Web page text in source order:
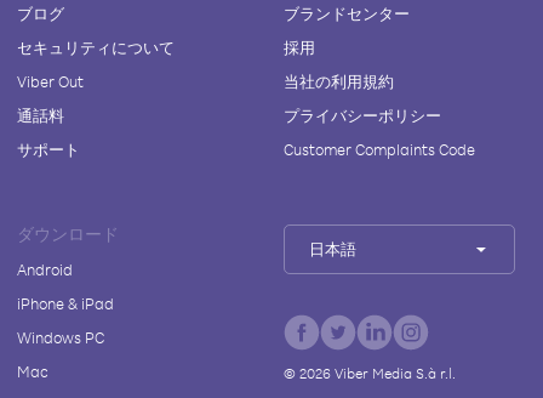
ブログ
セキュリティについて
Viber Out
通話料
サポート
ブランドセンター
採用
当社の利用規約
プライバシーポリシー
Customer Complaints Code
ダウンロード
Android
iPhone & iPad
Windows PC
Mac
日本語
© 2026Viber Media S.à r.l.